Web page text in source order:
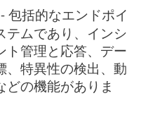
- 包括的なエンドポイ
テムであり、インシ
ト管理と応答、デー
、特異性の検出、動
の機能がありま